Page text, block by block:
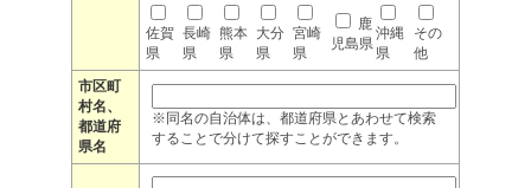
佐賀
県
長崎
県
熊本
県
大分
県
宮崎
県
鹿
児島県
沖縄
県
その
他
市区町
村名、
都道府
県名
※同名の自治体は、都道府県とあわせて検索
することで分けて探すことができます。